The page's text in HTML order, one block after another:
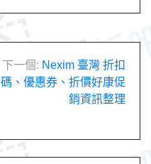
下一個: Nexim 臺灣 折扣
碼、優惠券、折價好康促
銷資訊整理